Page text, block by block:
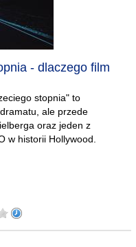
- dlaczego film
stopnia" to
ale przede
oraz jeden z
w historii Hollywood.